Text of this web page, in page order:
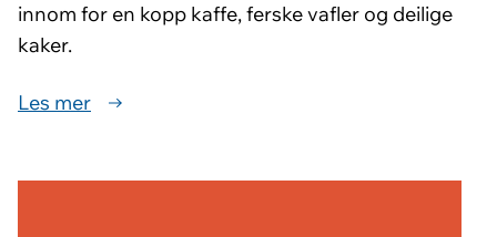
innom for en kopp kaffe, ferske vafler og deilige
kaker.
Les mer